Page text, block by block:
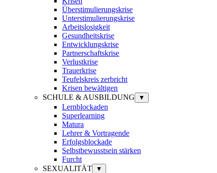
Überstimulierungskrise
Unterstimulierungskrise
Arbeitslosigkeit
Gesundheitskrise
Entwicklungskrise
Partnerschaftskrise
Verlustkrise
Trauerkrise
Teufelskreis zerbricht
Krisen bewältigen
SCHULE & AUSBILDUNG
▼
Lernblockaden
Superlearning
Matura
Lehrer & Vortragende
Erfolgsblockade
Selbstbewusstsein stärken
Furcht
SEXUALITÄT
▼